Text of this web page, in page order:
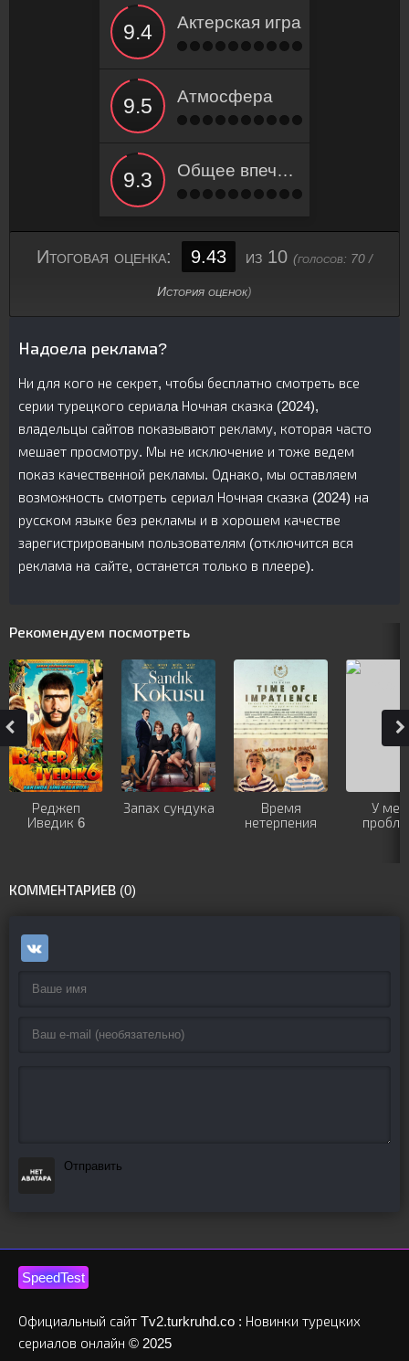
Актерская игра
Атмосфера
Общее впечатление
Итоговая оценка: 9.43 из 10 (голосов: 70 /
История оценок)
Надоела реклама?
Ни для кого не секрет, чтобы бесплатно смотреть все
серии турецкого сериалa Ночная сказка (2024),
владельцы сайтов показывают рекламу, которая часто
мешает просмотру. Мы не исключение и тоже ведем
показ качественной рекламы. Однако, мы оставляем
возможность смотреть сериал Ночная сказка (2024) на
русском языке без рекламы и в хорошем качестве
зарегистрированым пользователям (отключится вся
реклама на сайте, останется только в плеере).
Рекомендуем посмотреть
Реджеп
Иведик 6
Запах сундука
Время
нетерпения
У
КОММЕНТАРИЕВ (0)
Отправить
SpeedTest
Официальный сайт Tv2.turkruhd.co : Новинки турецких
сериалов онлайн © 2025